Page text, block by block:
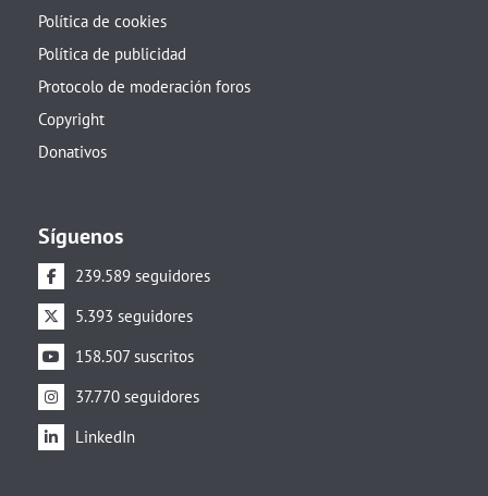
Política de cookies
Política de publicidad
Protocolo de moderación foros
Copyright
Donativos
Síguenos
239.589 seguidores
5.393 seguidores
158.507 suscritos
37.770 seguidores
LinkedIn